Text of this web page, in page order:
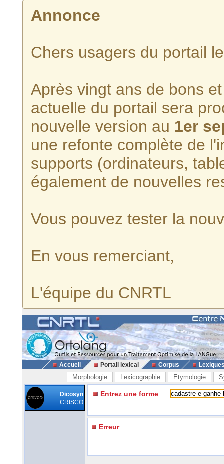
Annonce
Chers usagers du portail
Après vingt ans de bons
actuelle du portail sera
nouvelle version au 1er
une refonte complète de
supports (ordinateurs,
également de nouvelles
Vous pouvez tester la
En vous remerciant,
L'équipe du CNRTL
Accueil Portail lexical Corpus
Morphologie Lexicographie Etymologie
Dicosyn
CRISCO
Entrez une forme
Erreur